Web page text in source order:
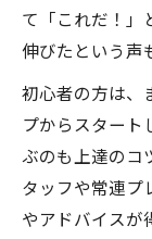
て「これだ！」
伸びたという声
初心者の方は、
プからスタート
ぶのも上達のコ
タッフや常連プ
やアドバイスが